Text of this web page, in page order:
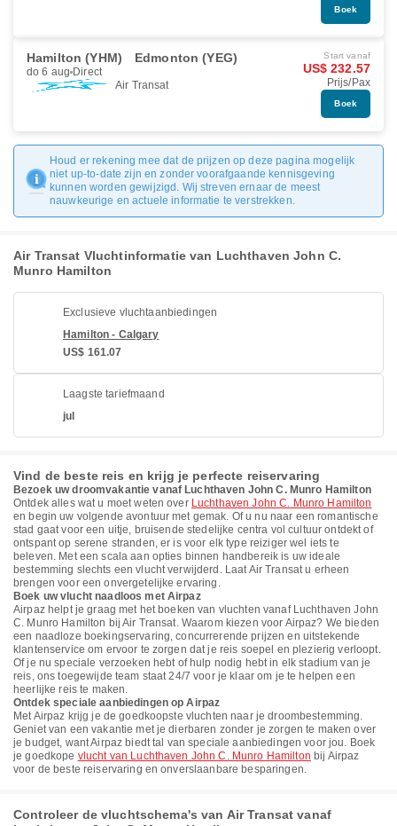
Boek
Hamilton (YHM) Edmonton (YEG)
do 6 aug Direct
Air Transat
Start vanaf
US$ 232.57
Prijs/Pax
Boek
Houd er rekening mee dat de prijzen op deze pagina mogelijk
niet up-to-date zijn en zonder voorafgaande kennisgeving
kunnen worden gewijzigd. Wij streven ernaar de meest
nauwkeurige en actuele informatie te verstrekken.
Air Transat Vluchtinformatie van Luchthaven John C.
Munro Hamilton
Exclusieve vluchtaanbiedingen
Hamilton - Calgary
US$ 161.07
Laagste tariefmaand
jul
Vind de beste reis en krijg je perfecte reiservaring
Bezoek uw droomvakantie vanaf Luchthaven John C. Munro Hamilton
Ontdek alles wat u moet weten over Luchthaven John C. Munro Hamilton
en begin uw volgende avontuur met gemak. Of u nu naar een romantische
stad gaat voor een uitje, bruisende stedelijke centra vol cultuur ontdekt of
ontspant op serene stranden, er is voor elk type reiziger wel iets te
beleven. Met een scala aan opties binnen handbereik is uw ideale
bestemming slechts een vlucht verwijderd. Laat Air Transat u erheen
brengen voor een onvergetelijke ervaring.
Boek uw vlucht naadloos met Airpaz
Airpaz helpt je graag met het boeken van vluchten vanaf Luchthaven John
C. Munro Hamilton bij Air Transat. Waarom kiezen voor Airpaz? We bieden
een naadloze boekingservaring, concurrerende prijzen en uitstekende
klantenservice om ervoor te zorgen dat je reis soepel en plezierig verloopt.
Of je nu speciale verzoeken hebt of hulp nodig hebt in elk stadium van je
reis, ons toegewijde team staat 24/7 voor je klaar om je te helpen een
heerlijke reis te maken.
Ontdek speciale aanbiedingen op Airpaz
Met Airpaz krijg je de goedkoopste vluchten naar je droombestemming.
Geniet van een vakantie met je dierbaren zonder je zorgen te maken over
je budget, want Airpaz biedt tal van speciale aanbiedingen voor jou. Boek
je goedkope vlucht van Luchthaven John C. Munro Hamilton bij Airpaz
voor de beste reiservaring en onverslaanbare besparingen.
Controleer de vluchtschema's van Air Transat vanaf